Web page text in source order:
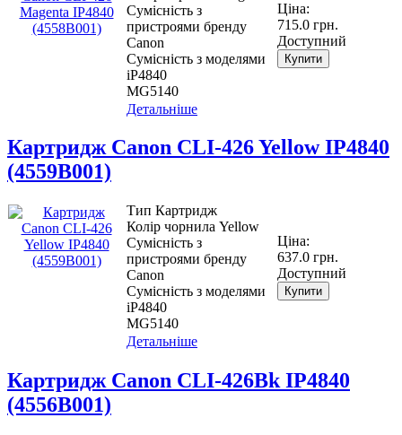
Сумісність з
пристроями бренду
Canon
Сумісність з моделями
iP4840
MG5140
Ціна:
715.0 грн.
Доступний
Купити
Детальніше
Картридж Canon CLI-426 Yellow IP4840
(4559B001)
Тип Картридж
Колір чорнила Yellow
Сумісність з
пристроями бренду
Canon
Сумісність з моделями
iP4840
MG5140
Ціна:
637.0 грн.
Доступний
Купити
Детальніше
Картридж Canon CLI-426Bk IP4840
(4556B001)